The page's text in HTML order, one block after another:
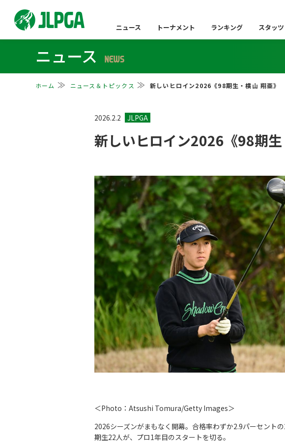
ニュース トーナメント ランキング スタッツ
ニュース NEWS
ホーム ニュース＆トピックス 新しいヒロイン2026《98期生・横山 翔亜》
2026.2.2
新しいヒロイン2026《98期生
＜Photo：Atsushi Tomura/Getty Images＞
2026シーズンがまもなく開幕。合格率わずか2.9パーセント
期生22人が、プロ1年目のスタートを切る。